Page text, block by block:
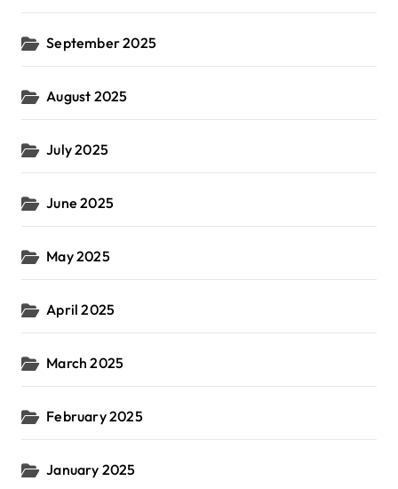
September 2025
August 2025
July 2025
June 2025
May 2025
April 2025
March 2025
February 2025
January 2025